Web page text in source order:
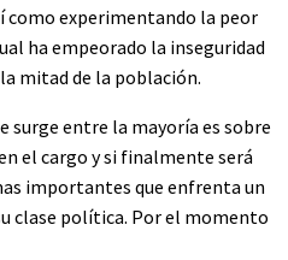
como experimentando la peor
ha empeorado la inseguridad
mitad de la población.
surge entre la mayoría es sobre
el cargo y si finalmente será
importantes que enfrenta un
clase política. Por el momento